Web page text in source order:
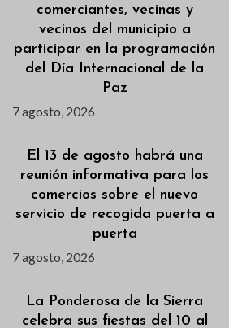
comerciantes, vecinas y
vecinos del municipio a
participar en la programación
del Día Internacional de la
Paz
7 agosto, 2026
El 13 de agosto habrá una
reunión informativa para los
comercios sobre el nuevo
servicio de recogida puerta a
puerta
7 agosto, 2026
La Ponderosa de la Sierra
celebra sus fiestas del 10 al